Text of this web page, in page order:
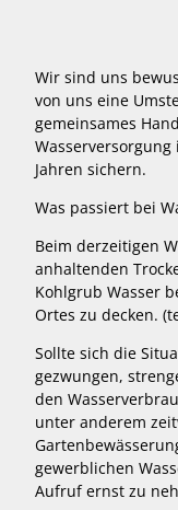
Wir sind uns
von uns eine
gemeinsames
Jahren sichern.
Was passiert bei
Beim derzeitigen
anhaltenden
Kohlgrub Wasser
Ortes zu decken.
Sollte sich die
gezwungen,
den
unter anderem
gewerblichen
Aufruf ernst zu